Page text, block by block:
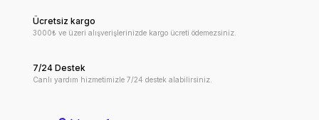
Ücretsiz kargo
3000₺ ve üzeri alışverişlerinizde kargo ücreti ödemezsiniz.
7/24 Destek
Canlı yardım hizmetimizle 7/24 destek alabilirsiniz.